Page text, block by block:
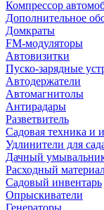
Компрессор
Дополнительное
Домкраты
FM-модуляторы
Автовизитки
Пуско-зарядные
Автодержатели
Автомагнитолы
Антирадары
Разветвитель
Садовая техника и
Удлинители для
Дачный
Расходный
Садовый инвентарь
Опрыскиватели
Генераторы